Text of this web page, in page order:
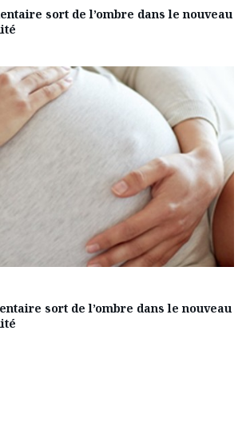
sort de l’ombre dans le nouveau
sort de l’ombre dans le nouveau